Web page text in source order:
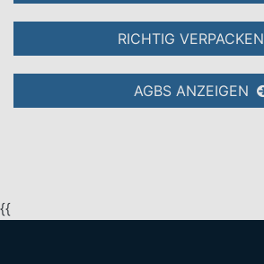
RICHTIG VERPACKEN
AGBS ANZEIGEN
{{